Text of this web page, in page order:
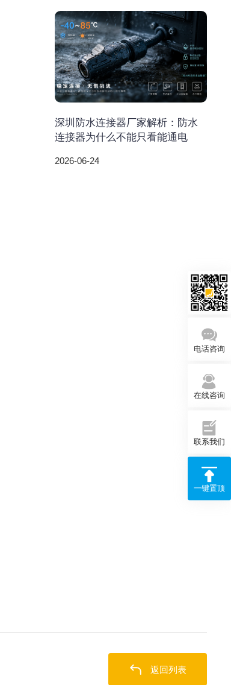
深圳防水连接器厂家解析：防水
连接器为什么不能只看能通电
2026-06-24
返回列表
电话咨询
在线咨询
联系我们
一键置顶